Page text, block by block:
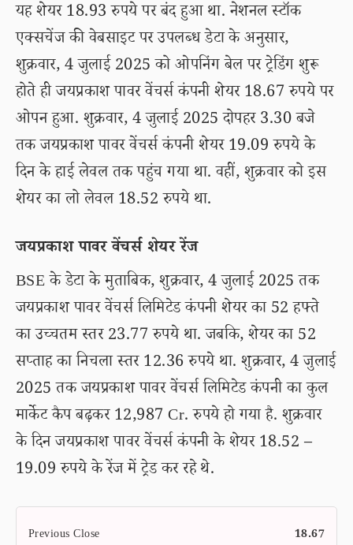
यह शेयर 18.93 रुपये पर बंद हुआ था. नेशनल स्टॉक
एक्सचेंज की वेबसाइट पर उपलब्ध डेटा के अनुसार,
शुक्रवार, 4 जुलाई 2025 को ओपनिंग बेल पर ट्रेडिंग शुरू
होते ही जयप्रकाश पावर वेंचर्स कंपनी शेयर 18.67 रुपये पर
ओपन हुआ. शुक्रवार, 4 जुलाई 2025 दोपहर 3.30 बजे
तक जयप्रकाश पावर वेंचर्स कंपनी शेयर 19.09 रुपये के
दिन के हाई लेवल तक पहुंच गया था. वहीं, शुक्रवार को इस
शेयर का लो लेवल 18.52 रुपये था.
जयप्रकाश पावर वेंचर्स शेयर रेंज
BSE के डेटा के मुताबिक, शुक्रवार, 4 जुलाई 2025 तक
जयप्रकाश पावर वेंचर्स लिमिटेड कंपनी शेयर का 52 हफ्ते
का उच्चतम स्तर 23.77 रुपये था. जबकि, शेयर का 52
सप्ताह का निचला स्तर 12.36 रुपये था. शुक्रवार, 4 जुलाई
2025 तक जयप्रकाश पावर वेंचर्स लिमिटेड कंपनी का कुल
मार्केट कैप बढ़कर 12,987 Cr. रुपये हो गया है. शुक्रवार
के दिन जयप्रकाश पावर वेंचर्स कंपनी के शेयर 18.52 –
19.09 रुपये के रेंज में ट्रेड कर रहे थे.
Previous Close
18.67